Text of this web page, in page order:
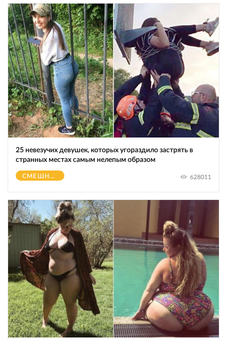
25 невезучих девушек, которых угораздило застрять в
странных местах самым нелепым образом
СМЕШНОЕ 628011